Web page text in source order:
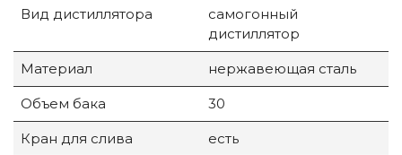
Вид дистиллятора
самогонный
дистиллятор
Материал нержавеющая сталь
Объем бака 30
Кран для слива есть